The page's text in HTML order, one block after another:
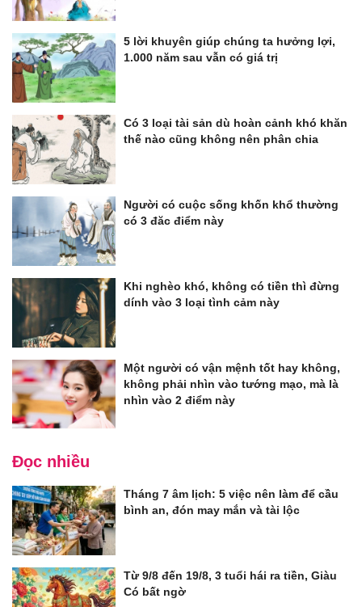
5 lời khuyên giúp chúng ta hưởng lợi,
1.000 năm sau vẫn có giá trị
Có 3 loại tài sản dù hoàn cảnh khó khăn
thế nào cũng không nên phân chia
Người có cuộc sống khốn khổ thường
có 3 đăc điểm này
Khi nghèo khó, không có tiền thì đừng
dính vào 3 loại tình cảm này
Một người có vận mệnh tốt hay không,
không phải nhìn vào tướng mạo, mà là
nhìn vào 2 điểm này
Đọc nhiều
Tháng 7 âm lịch: 5 việc nên làm để cầu
bình an, đón may mắn và tài lộc
Từ 9/8 đến 19/8, 3 tuổi hái ra tiền, Giàu
Có bất ngờ